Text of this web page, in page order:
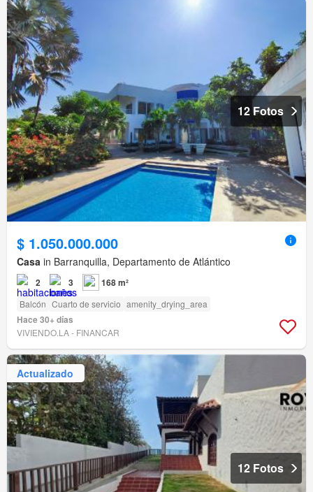
12 Fotos
$ 1.050.000.000
Casa in Barranquilla, Departamento de Atlántico
2 3 168 m²
Balcón Cuarto de servicio amenity_drying_area
Hace 30+ días
VIVIENDO.LA - FINANCAR
Actualizado
12 Fotos